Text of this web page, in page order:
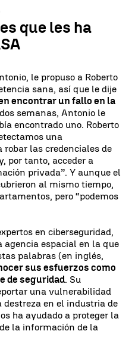
que les ha
le propuso a Roberto
sana, así que le dije
encontrar un fallo en la
semanas, Antonio le
encontrado uno. Roberto
una
las credenciales de
por tanto, acceder a
privada”. Y aunque el
al mismo tiempo,
pero “podemos
en ciberseguridad,
agencia espacial en la que
palabras (en inglés,
sus esfuerzos como
de seguridad. Su
una vulnerabilidad
destreza en el industria de
ha ayudado a proteger la
la información de la